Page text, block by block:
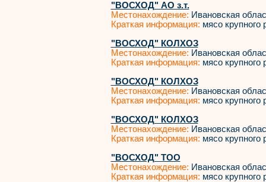
"ВОСХОД" АО з.т.
Местонахождение: Ивановская
Краткая информация: мясо крупного
"ВОСХОД" КОЛХОЗ
Местонахождение: Ивановская
Краткая информация: мясо крупного
"ВОСХОД" КОЛХОЗ
Местонахождение: Ивановская
Краткая информация: мясо крупного
"ВОСХОД" КОЛХОЗ
Местонахождение: Ивановская
Краткая информация: мясо крупного
"ВОСХОД" ТОО
Местонахождение: Ивановская
Краткая информация: мясо крупного